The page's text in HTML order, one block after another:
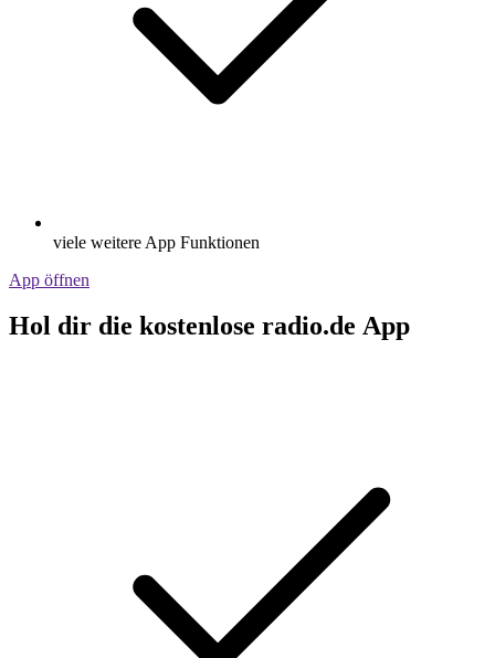
viele weitere App Funktionen
App öffnen
Hol dir die kostenlose radio.de App